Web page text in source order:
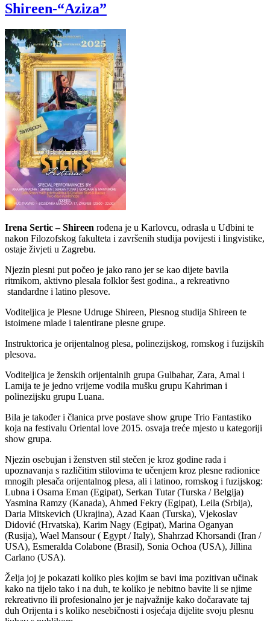
Shireen-“Aziza”
Irena Sertic – Shireen rođena je u Karlovcu, odrasla u Udbini te
nakon Filozofskog fakulteta i završenih studija povijesti i lingvistike,
ostaje živjeti u Zagrebu.
Njezin plesni put počeo je jako rano jer se kao dijete bavila
ritmikom, aktivno plesala folklor šest godina., a rekreativno
standardne i latino plesove.
Voditeljica je Plesne Udruge Shireen, Plesnog studija Shireen te
istoimene mlade i talentirane plesne grupe.
Instruktorica je orijentalnog plesa, polinezijskog, romskog i fuzijskih
plesova.
Voditeljica je ženskih orijentalnih grupa Gulbahar, Zara, Amal i
Lamija te je jedno vrijeme vodila mušku grupu Kahriman i
polinezijsku grupu Luana.
Bila je također i članica prve postave show grupe Trio Fantastiko
koja na festivalu Oriental love 2015. osvaja treće mjesto u kategoriji
show grupa.
Njezin osebujan i ženstven stil stečen je kroz godine rada i
upoznavanja s različitim stilovima te učenjem kroz plesne radionice
mnogih plesača orijentalnog plesa, ali i latinoo, romskog i fuzijskog:
Lubna i Osama Eman (Egipat), Serkan Tutar (Turska / Belgija)
Yasmina Ramzy (Kanada), Ahmed Fekry (Egipat), Leila (Srbija),
Daria Mitskevich (Ukrajina), Azad Kaan (Turska), Vjekoslav
Didović (Hrvatska), Karim Nagy (Egipat), Marina Oganyan
(Rusija), Wael Mansour ( Egypt / Italy), Shahrzad Khorsandi (Iran /
USA), Esmeralda Colabone (Brasil), Sonia Ochoa (USA), Jillina
Carlano (USA).
Želja joj je pokazati koliko ples kojim se bavi ima pozitivan učinak
kako na tijelo tako i na duh, te koliko je nebitno bavite li se njime
rekreativno ili profesionalno jer je najvažnije kako dočaravate taj
duh Orijenta i s koliko nesebičnosti i osjećaja dijelite svoju plesnu